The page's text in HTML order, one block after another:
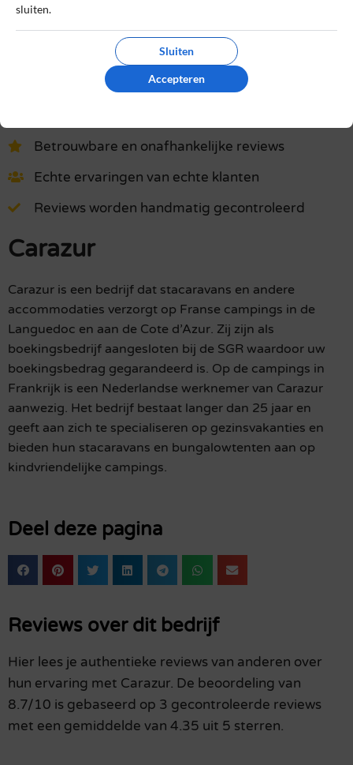
gebruikers geheel gratis. Daarom bevatten sommige pagina's
affiliate links, waarvoor wij een commissie kunnen ontvangen.
Reizen & Vakantie»Carazur
Betrouwbare en onafhankelijke reviews
Echte ervaringen van echte klanten
Reviews worden handmatig gecontroleerd
Carazur
Carazur is een bedrijf dat stacaravans en andere
accommodaties verzorgt op Franse campings in de
Languedoc en aan de Cote d’Azur. Zij zijn als
boekingsbedrijf aangesloten bij de SGR waardoor uw
boekingsbedrag gegarandeerd is. Op de campings in
Frankrijk is een Nederlandse werknemer van Carazur
aanwezig. Het bedrijf bestaat langer dan 25 jaar en
geeft aan zich te specialiseren op gezinsvakanties en
bieden hun stacaravans en bungalowtenten aan op
kindvriendelijke campings.
Deel deze pagina
Reviews over dit bedrijf
Hier lees je authentieke reviews van anderen over
hun ervaring met Carazur. De beoordeling van
8.7/10 is gebaseerd op 3 gecontroleerde reviews
met een gemiddelde van 4.35 uit 5 sterren.
sluiten.
Sluiten
Accepteren